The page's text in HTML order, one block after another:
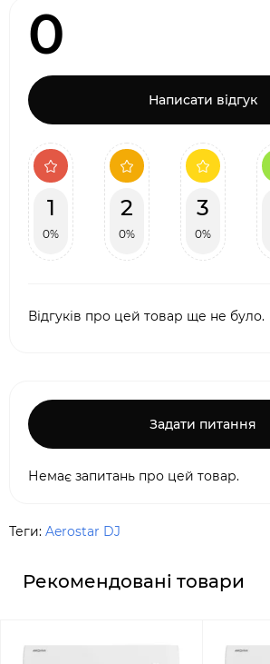
0
Написати відгук
1
0%
2
0%
3
0%
Відгуків про цей товар ще не було.
Задати питання
Немає запитань про цей товар.
Теги: Aerostar DJ
Рекомендовані товари